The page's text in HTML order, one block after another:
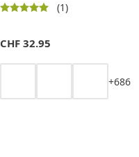
(1)
CHF 32.95
+686